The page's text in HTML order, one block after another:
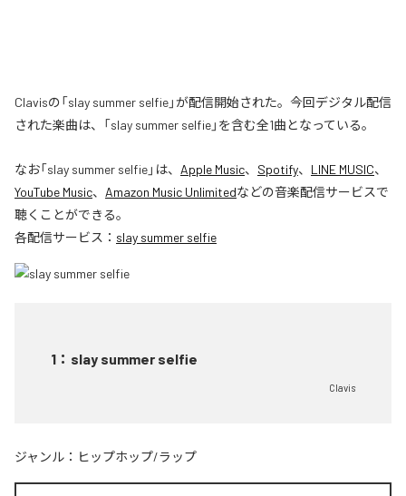
Clavisの「slay summer selfie」が配信開始された。今回デジタル配信
された楽曲は、「slay summer selfie」を含む全1曲となっている。
なお「slay summer selfie」は、 Apple Music、 Spotify、 LINE MUSIC、
YouTube Music、 Amazon Music Unlimitedなどの音楽配信サービスで
聴くことができる。
各配信サービス： slay summer selfie
1 ： slay summer selfie
Clavis
ジャンル： ヒップホップ/ラップ